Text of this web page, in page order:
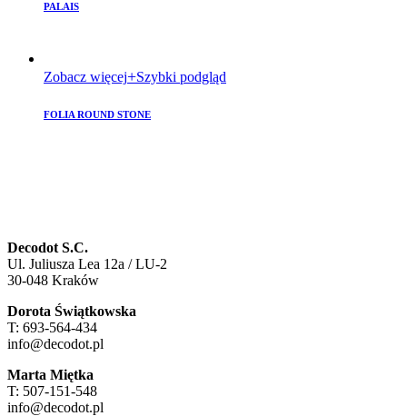
PALAIS
Zobacz więcej Szybki podgląd
FOLIA ROUND STONE
Decodot S.C.
Ul. Juliusza Lea 12a / LU-2
30-048 Kraków
Dorota Świątkowska
T: 693-564-434
info@decodot.pl
Marta Miętka
T: 507-151-548
info@decodot.pl